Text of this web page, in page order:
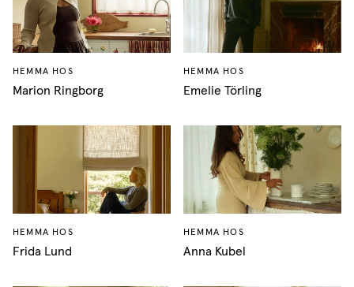
HEMMA HOS
Marion Ringborg
HEMMA HOS
Emelie Törling
HEMMA HOS
Frida Lund
HEMMA HOS
Anna Kubel